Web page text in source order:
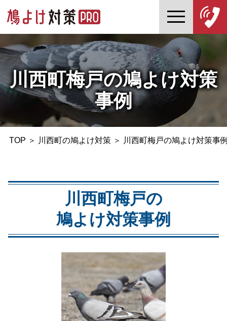
川西町梅戸の鳩よけ対策
事例
TOP ＞ 川西町の鳩よけ対策＞ 川西町梅戸の鳩よけ対策事
川西町梅戸の
鳩よけ対策事例